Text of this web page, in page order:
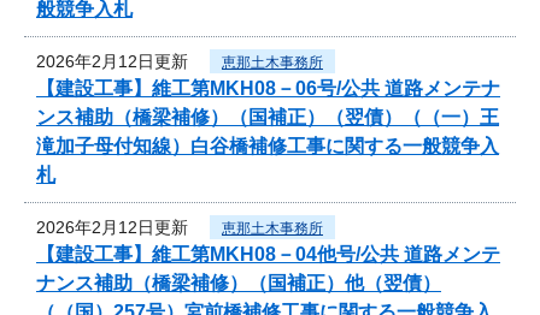
般競争入札
2026年2月12日更新 恵那土木事務所
【建設工事】維工第MKH08－06号/公共 道路メンテナ
ンス補助（橋梁補修）（国補正）（翌債）（（一）王
滝加子母付知線）白谷橋補修工事に関する一般競争入
札
2026年2月12日更新 恵那土木事務所
【建設工事】維工第MKH08－04他号/公共 道路メンテ
ナンス補助（橋梁補修）（国補正）他（翌債）